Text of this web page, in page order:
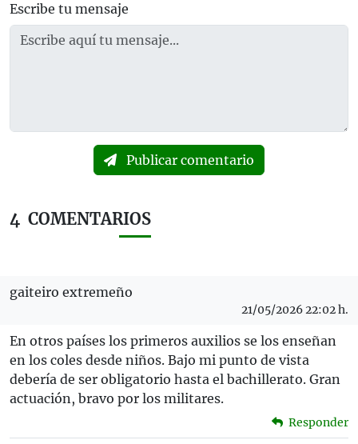
Escribe tu mensaje
Publicar comentario
4 COMENTARIOS
gaiteiro extremeño
21/05/2026 22:02 h.
En otros países los primeros auxilios se los enseñan
en los coles desde niños. Bajo mi punto de vista
debería de ser obligatorio hasta el bachillerato. Gran
actuación, bravo por los militares.
Responder